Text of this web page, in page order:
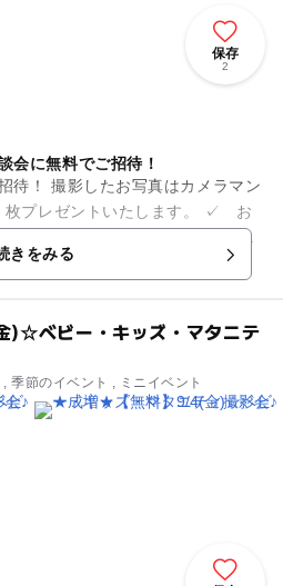
保存
2
会に無料でご招待！
待！ 撮影したお写真はカメラマン
枚プレゼントいたします。 ✓ お
迎！貸し切りでたっぷり撮影いた
きをみる
ベビー・キッズ・マタニテ
季節のイベント , ミニイベント